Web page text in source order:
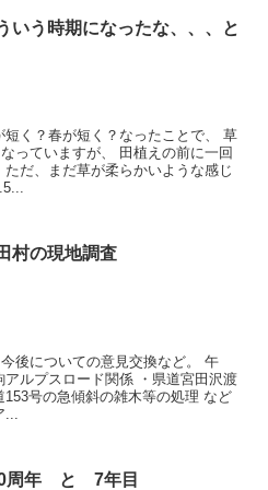
いう時期になったな、、、と
く？春が短く？なったことで、 草
っていますが、 田植えの前に一回
だ、まだ草が柔らかいような感じ
村の現地調査
後についての意見交換など。 午
ルプスロード関係 ・県道宮田沢渡
号の急傾斜の雑木等の処理 など
周年 と 7年目